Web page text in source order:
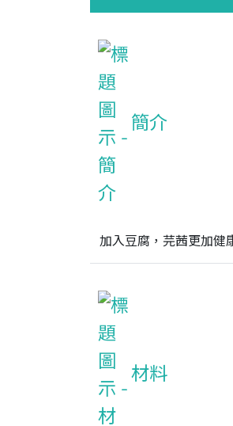
簡介
加入豆腐，芫茜更加健
材料